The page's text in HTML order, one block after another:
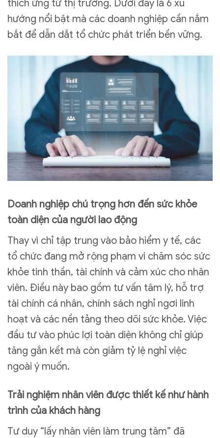
thích ứng từ thị trường. Dưới đây là 6 xu
hướng nổi bật mà các doanh nghiệp cần nắm
bắt để dẫn dắt tổ chức phát triển bền vững.
Doanh nghiệp chú trọng hơn đến sức khỏe
toàn diện của người lao động
Thay vì chỉ tập trung vào bảo hiểm y tế, các
tổ chức đang mở rộng phạm vi chăm sóc sức
khỏe tinh thần, tài chính và cảm xúc cho nhân
viên. Điều này bao gồm tư vấn tâm lý, hỗ trợ
tài chính cá nhân, chính sách nghỉ ngơi linh
hoạt và các nền tảng theo dõi sức khỏe. Việc
đầu tư vào phúc lợi toàn diện không chỉ giúp
tăng gắn kết mà còn giảm tỷ lệ nghỉ việc
ngoài ý muốn.
Trải nghiệm nhân viên được thiết kế như hành
trình của khách hàng
Tư duy “lấy nhân viên làm trung tâm” đã